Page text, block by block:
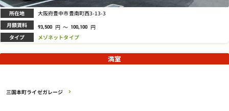
所在地 大阪府豊中市豊南町西3-13-3
月額賃料 93,500 円 ～ 100,100 円
タイプ メゾネットタイプ
三国本町ライゼガレージ
満室